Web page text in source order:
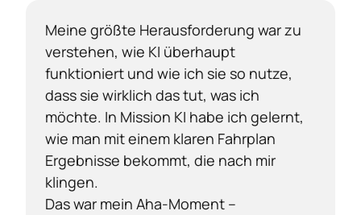
Meine größte Herausforderung war zu
verstehen, wie KI überhaupt
funktioniert und wie ich sie so nutze,
dass sie wirklich das tut, was ich
möchte. In Mission KI habe ich gelernt,
wie man mit einem klaren Fahrplan
Ergebnisse bekommt, die nach mir
klingen.
Das war mein Aha-Moment –